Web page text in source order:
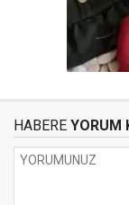
HABERE YORUM